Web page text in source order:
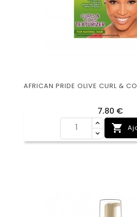
AFRICAN PRIDE OLIVE CURL &
7,80 €
